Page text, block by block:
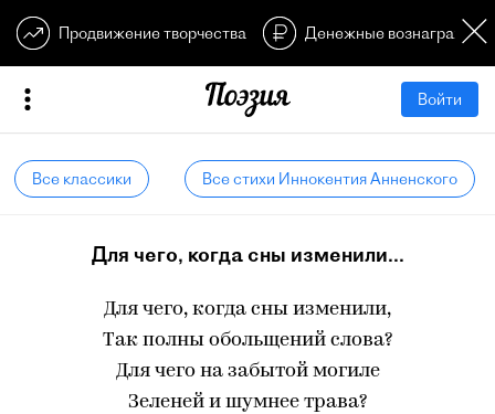
Продвижение творчества Денежные
Войти
Все классики Все стихи Иннокентия Анненского
Для чего, когда сны изменили...
Для чего, когда сны изменили,
Так полны обольщений слова?
Для чего на забытой могиле
Зеленей и шумнее трава?